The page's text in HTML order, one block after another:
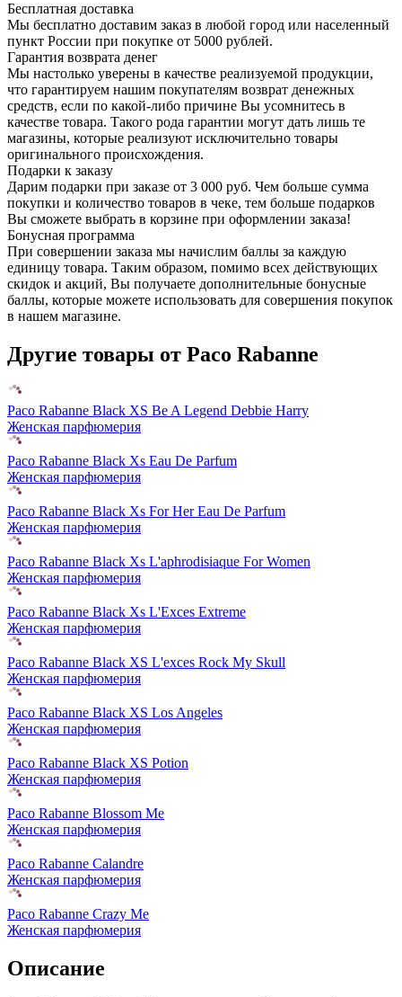
Бесплатная доставка
Мы бесплатно доставим заказ в любой город или населенный
пункт России при покупке от 5000 рублей.
Гарантия возврата денег
Мы настолько уверены в качестве реализуемой продукции,
что гарантируем нашим покупателям возврат денежных
средств, если по какой-либо причине Вы усомнитесь в
качестве товара. Такого рода гарантии могут дать лишь те
магазины, которые реализуют исключительно товары
оригинального происхождения.
Подарки к заказу
Дарим подарки при заказе от 3 000 руб. Чем больше сумма
покупки и количество товаров в чеке, тем больше подарков
Вы сможете выбрать в корзине при оформлении заказа!
Бонусная программа
При совершении заказа мы начислим баллы за каждую
единицу товара. Таким образом, помимо всех действующих
скидок и акций, Вы получаете дополнительные бонусные
баллы, которые можете использовать для совершения покупок
в нашем магазине.
Другие товары от Paco Rabanne
Paco Rabanne Black XS Be A Legend Debbie Harry
Женская парфюмерия
Paco Rabanne Black Xs Eau De Parfum
Женская парфюмерия
Paco Rabanne Black Xs For Her Eau De Parfum
Женская парфюмерия
Paco Rabanne Black Xs L'aphrodisiaque For Women
Женская парфюмерия
Paco Rabanne Black Xs L'Exces Extreme
Женская парфюмерия
Paco Rabanne Black XS L'exces Rock My Skull
Женская парфюмерия
Paco Rabanne Black XS Los Angeles
Женская парфюмерия
Paco Rabanne Black XS Potion
Женская парфюмерия
Paco Rabanne Blossom Me
Женская парфюмерия
Paco Rabanne Calandre
Женская парфюмерия
Paco Rabanne Crazy Me
Женская парфюмерия
Описание